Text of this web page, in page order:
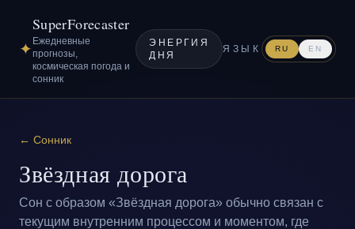
✦
SuperForecaster
Ежедневные
прогнозы,
космическая погода и
сонник
ЭНЕРГИЯ
ДНЯ
ЯЗЫК RU EN
← Сонник
Звёздная дорога
Сон с образом «Звёздная дорога» обычно связан с
текущим внутренним процессом и моментом, где